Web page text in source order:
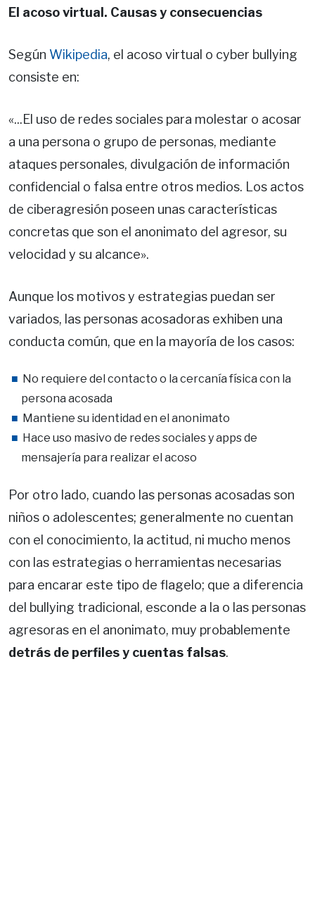
El acoso virtual. Causas y consecuencias
Según Wikipedia, el acoso virtual o cyber bullying
consiste en:
«...El uso de redes sociales para molestar o acosar
a una persona o grupo de personas, mediante
ataques personales, divulgación de información
confidencial o falsa entre otros medios. Los actos
de ciberagresión poseen unas características
concretas que son el anonimato del agresor, su
velocidad y su alcance».
Aunque los motivos y estrategias puedan ser
variados, las personas acosadoras exhiben una
conducta común, que en la mayoría de los casos:
No requiere del contacto o la cercanía física con la
persona acosada
Mantiene su identidad en el anonimato
Hace uso masivo de redes sociales y apps de
mensajería para realizar el acoso
Por otro lado, cuando las personas acosadas son
niños o adolescentes; generalmente no cuentan
con el conocimiento, la actitud, ni mucho menos
con las estrategias o herramientas necesarias
para encarar este tipo de flagelo; que a diferencia
del bullying tradicional, esconde a la o las personas
agresoras en el anonimato, muy probablemente
detrás de perfiles y cuentas falsas.